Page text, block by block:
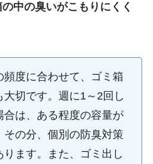
中の臭いがこもりにくく
頻度に合わせて、ゴミ箱
切です。週に1～2回し
は、ある程度の容量が
その分、個別の防臭対策
ます。また、ゴミ出し